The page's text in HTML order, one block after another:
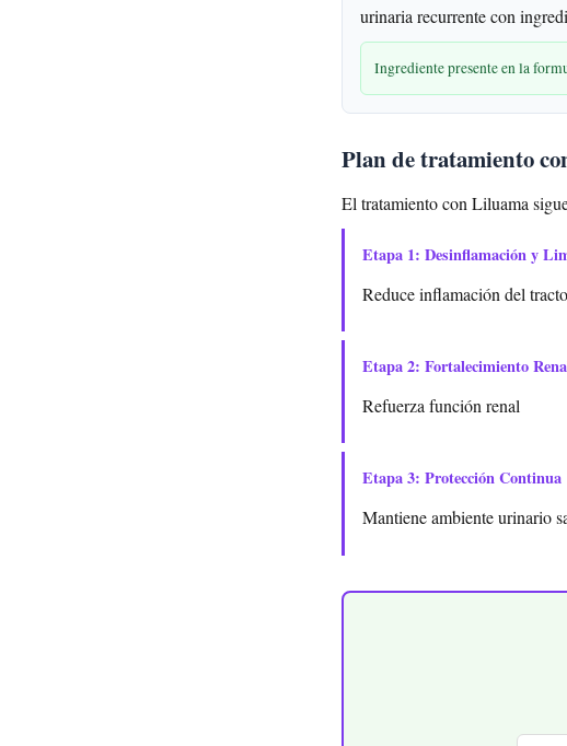
urinaria recurrente con
Ingrediente presente en la
Plan de tratamiento
El tratamiento con Liluama
Etapa 1: Desinflamación y
Reduce inflamación del
Etapa 2: Fortalecimiento
Refuerza función renal
Etapa 3: Protección Continua
Mantiene ambiente urinario